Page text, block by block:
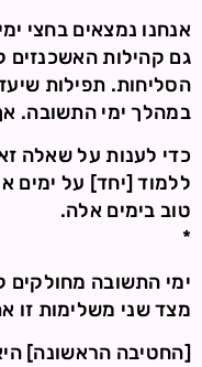
אנחנו נמצאים בחצי
גם קהילות
הסליחות. תפילות
במהלך ימי התשובה.
כדי לענות על שאלה
ללמוד [יחד] על ימים
טוב בימים אלה.
*
ימי התשובה מחולקים
מצד שני משלימות זו
[החטיבה הראשונה]